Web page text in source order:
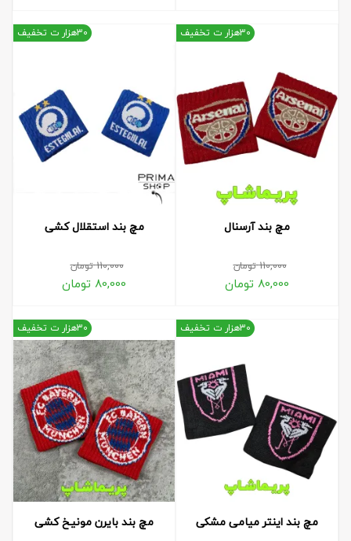
مچ بند آرسنال
110,000تومان
80,000 تومان
30هزار ت تخفیف
مچ بند استقلال کشی
110,000تومان
80,000 تومان
30هزار ت تخفیف
مچ بند اینتر میامی مشکی
30هزار ت تخفیف
مچ بند بایرن مونیخ کشی
30هزار ت تخفیف